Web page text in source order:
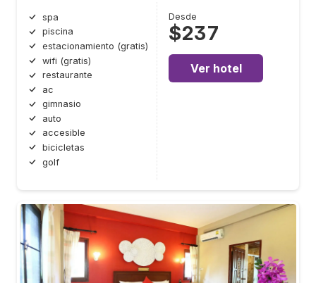
spa
piscina
estacionamiento (gratis)
wifi (gratis)
restaurante
ac
gimnasio
auto
accesible
bicicletas
golf
Desde
$237
Ver hotel